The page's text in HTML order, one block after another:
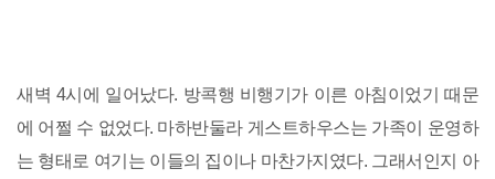
새벽 4시에 일어났다. 방콕행 비행기가 이른 아침이었기 때문
에 어쩔 수 없었다. 마하반둘라 게스트하우스는 가족이 운영하
는 형태로 여기는 이들의 집이나 마찬가지였다. 그래서인지 아
필리핀